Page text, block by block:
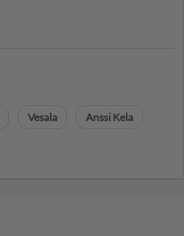
Vesala Anssi Kela